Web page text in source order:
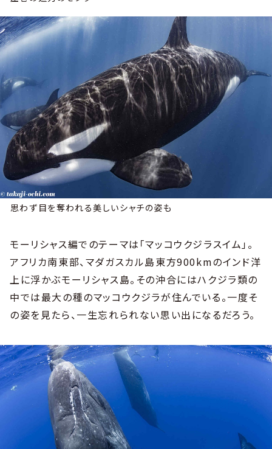
思わず目を奪われる美しいシャチの姿も
モーリシャス編でのテーマは「マッコウクジラスイム」。
アフリカ南東部、マダガスカル島東方900kmのインド洋
上に浮かぶモーリシャス島。その沖合にはハクジラ類の
中では最大の種のマッコウクジラが住んでいる。一度そ
の姿を見たら、一生忘れられない思い出になるだろう。